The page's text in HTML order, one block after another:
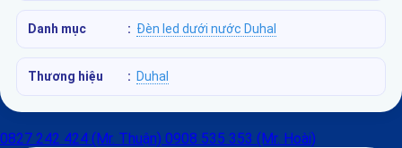
Danh mục : Đèn led dưới nước Duhal
Thương hiệu : Duhal
0827 242 424 (Mr. Thuận) 0908 535 353 (Mr. Hoài)